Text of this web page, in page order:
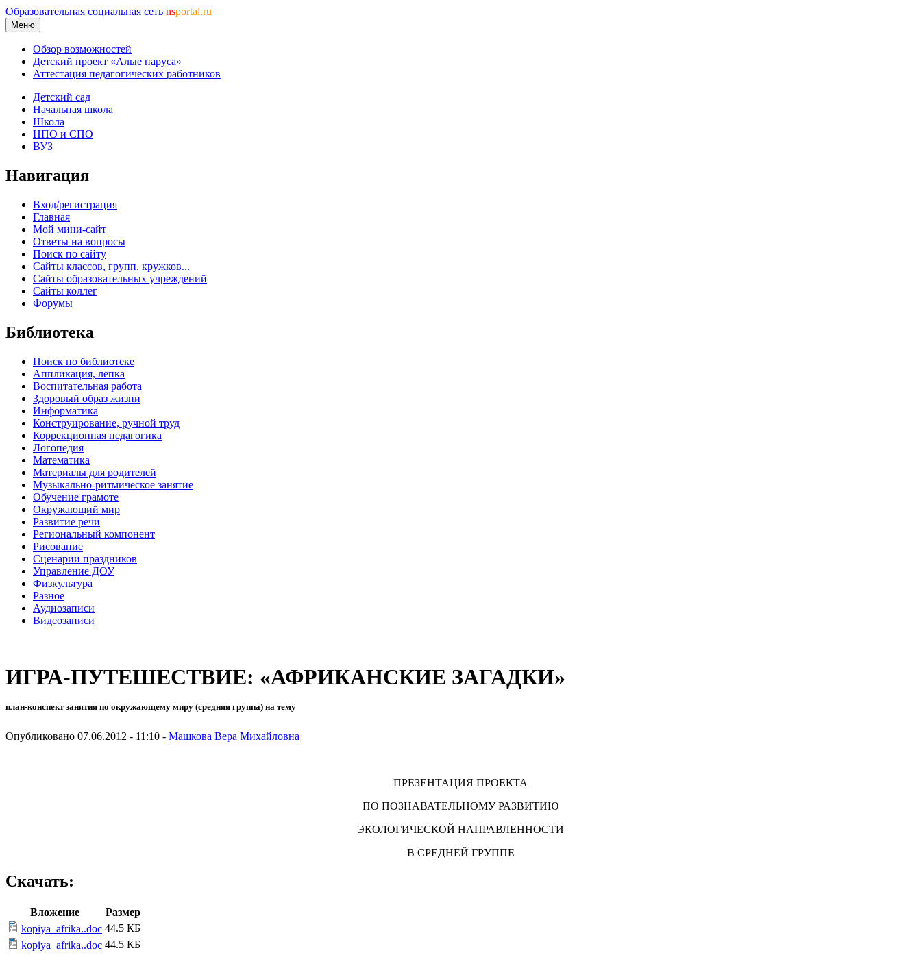
Образовательная социальная сеть nsportal.ru
Меню
Обзор возможностей
Детский проект «Алые паруса»
Аттестация педагогических работников
Детский сад
Начальная школа
Школа
НПО и СПО
ВУЗ
Навигация
Вход/регистрация
Главная
Мой мини-сайт
Ответы на вопросы
Поиск по сайту
Сайты классов, групп, кружков...
Сайты образовательных учреждений
Сайты коллег
Форумы
Библиотека
Поиск по библиотеке
Аппликация, лепка
Воспитательная работа
Здоровый образ жизни
Информатика
Конструирование, ручной труд
Коррекционная педагогика
Логопедия
Математика
Материалы для родителей
Музыкально-ритмическое занятие
Обучение грамоте
Окружающий мир
Развитие речи
Региональный компонент
Рисование
Сценарии праздников
Управление ДОУ
Физкультура
Разное
Аудиозаписи
Видеозаписи
ИГРА-ПУТЕШЕСТВИЕ: «АФРИКАНСКИЕ ЗАГАДКИ»
план-конспект занятия по окружающему миру (средняя группа) на тему
Опубликовано 07.06.2012 - 11:10 - Машкова Вера Михайловна
ПРЕЗЕНТАЦИЯ ПРОЕКТА
ПО ПОЗНАВАТЕЛЬНОМУ РАЗВИТИЮ
ЭКОЛОГИЧЕСКОЙ НАПРАВЛЕННОСТИ
В СРЕДНЕЙ ГРУППЕ
Скачать:
Вложение
Размер
kopiya_afrika..doc 44.5 КБ
kopiya_afrika..doc 44.5 КБ